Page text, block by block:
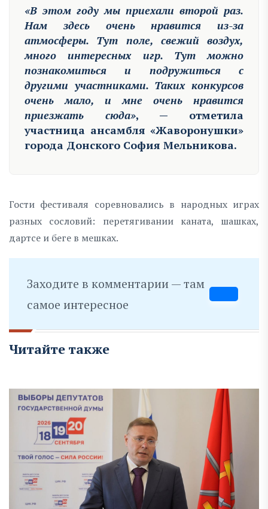
«В этом году мы приехали второй раз.
Нам здесь очень нравится из-за
атмосферы. Тут поле, свежий воздух,
много интересных игр. Тут можно
познакомиться и подружиться с
другими участниками. Таких конкурсов
очень мало, и мне очень нравится
приезжать сюда», — отметила
участница ансамбля «Жаворонушки»
города Донского София Мельникова.
Гости фестиваля соревновались в народных играх
разных сословий: перетягивании каната, шашках,
дартсе и беге в мешках.
Заходите в комментарии — там
самое интересное
Читайте также